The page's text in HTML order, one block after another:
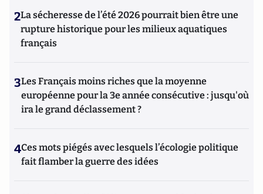
2La sécheresse de l’été 2026 pourrait bien être une
rupture historique pour les milieux aquatiques
français
3Les Français moins riches que la moyenne
européenne pour la 3e année consécutive : jusqu'où
ira le grand déclassement ?
4Ces mots piégés avec lesquels l’écologie politique
fait flamber la guerre des idées